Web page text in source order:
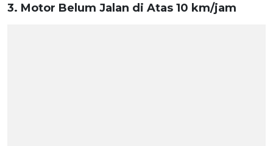
3. Motor Belum Jalan di Atas 10 km/jam